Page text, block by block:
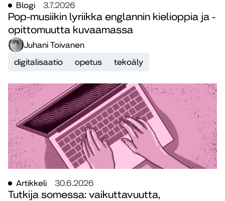
Blogi 3.7.2026
Pop-musiikin lyriikka englannin kielioppia ja -
opittomuutta kuvaamassa
Juhani Toivanen
digitalisaatio
opetus tekoäly
Artikkeli 30.6.2026
Tutkija somessa: vaikuttavuutta,